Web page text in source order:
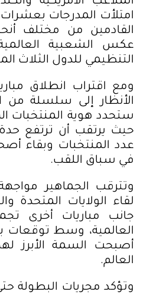
امتلأت المدرجات
القادمين من مختلف
عكس الشعبية
التنظيمي للدول الثلاث
ومع اقتراب انطلاق
الأنظار إلى سلسلة من
ستحدد هوية المنتخبات
حيث يرتقب أن ترتفع
عدد المنتخبات وبقاء
في سباق اللقب.
وتترقب الجماهير
لقاء الولايات المتحدة
جانب مباريات أخرى
العالمية، وسط توقعات
أصبحت السمة الأبرز
العالم.